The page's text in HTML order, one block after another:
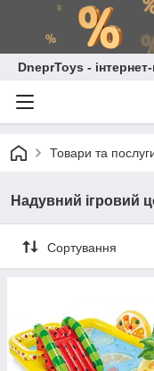
DneprToys -
Товари та
Надувний ігровий
Сортування